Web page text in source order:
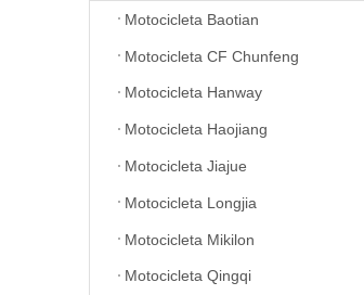
Motocicleta Baotian
Motocicleta CF Chunfeng
Motocicleta Hanway
Motocicleta Haojiang
Motocicleta Jiajue
Motocicleta Longjia
Motocicleta Mikilon
Motocicleta Qingqi